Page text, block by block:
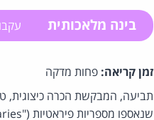
בינה מלאכותית עקבו
זמן קריאה: פחות מדקה